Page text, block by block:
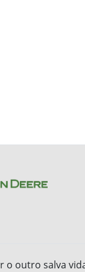
o outro salva